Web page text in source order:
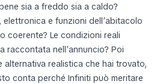
sia a freddo sia a caldo?
elettronica e funzioni dell’abitacolo
coerente? Le condizioni reali
raccontata nell’annuncio? Poi
realistica che hai trovato,
conta perché Infiniti può meritare